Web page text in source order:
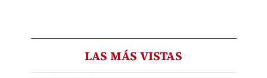
LAS MÁS VISTAS